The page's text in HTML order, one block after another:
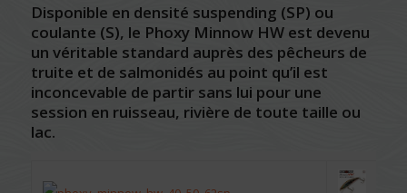
Disponible en densité suspending (SP) ou
coulante (S), le Phoxy Minnow HW est devenu
un véritable standard auprès des pêcheurs de
truite et de salmonidés au point qu’il est
inconcevable de partir sans lui pour une
session en ruisseau, rivière de toute taille ou
lac.